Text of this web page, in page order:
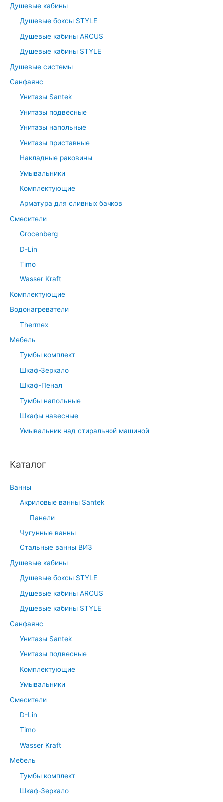
Душевые кабины
Душевые боксы STYLE
Душевые кабины ARCUS
Душевые кабины STYLE
Душевые системы
Санфаянс
Унитазы Santek
Унитазы подвесные
Унитазы напольные
Унитазы приставные
Накладные раковины
Умывальники
Комплектующие
Арматура для сливных бачков
Смесители
Grocenberg
D-Lin
Timo
Wasser Kraft
Комплектующие
Водонагреватели
Thermex
Мебель
Тумбы комплект
Шкаф-Зеркало
Шкаф-Пенал
Тумбы напольные
Шкафы навесные
Умывальник над стиральной машиной
Каталог
Ванны
Акриловые ванны Santek
Панели
Чугунные ванны
Стальные ванны ВИЗ
Душевые кабины
Душевые боксы STYLE
Душевые кабины ARCUS
Душевые кабины STYLE
Санфаянс
Унитазы Santek
Унитазы подвесные
Комплектующие
Умывальники
Смесители
D-Lin
Timo
Wasser Kraft
Мебель
Тумбы комплект
Шкаф-Зеркало